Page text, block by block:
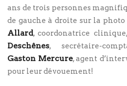
ans de trois personnes
de gauche à droite sur la photo
Allard, coordonatrice clinique,
Deschênes, secrétaire-
Gaston Mercure, agent
pour leur dévouement!